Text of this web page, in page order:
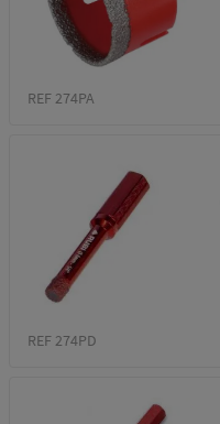
REF 274PA
REF 274PD